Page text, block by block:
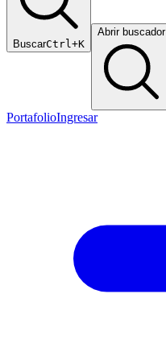
BuscarCtrl+K
Abrir buscador
PortafolioIngresar